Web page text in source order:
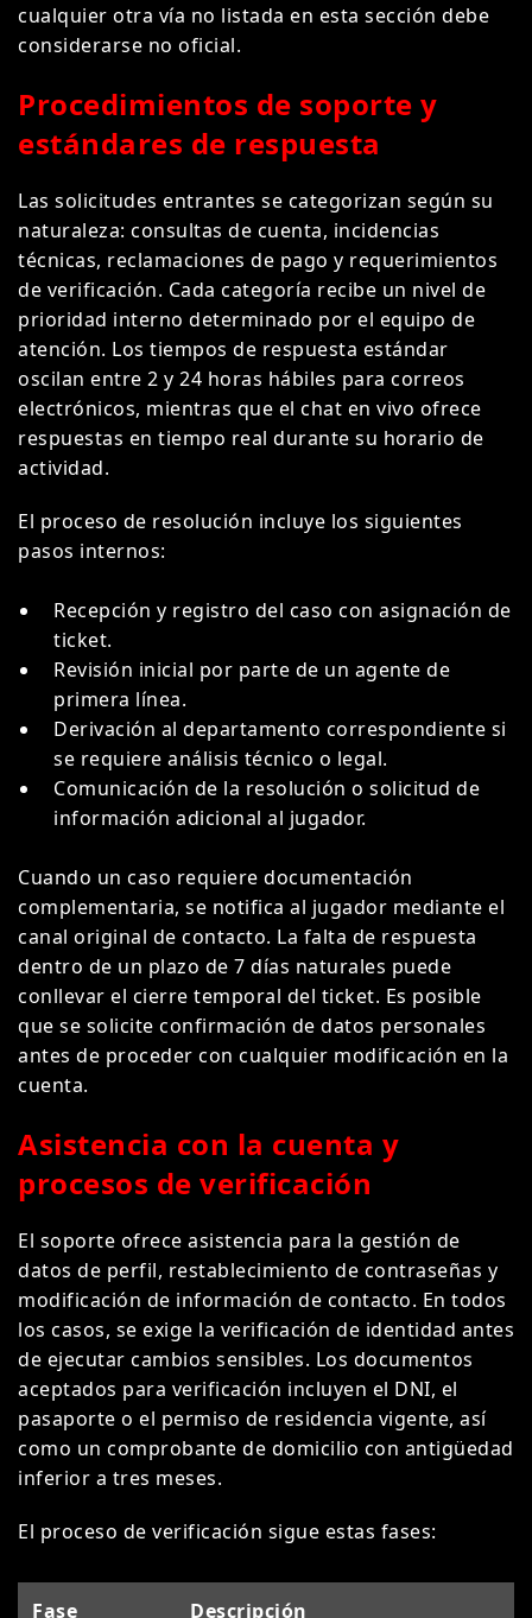
cualquier otra vía no listada en esta sección debe
considerarse no oficial.
Procedimientos de soporte y
estándares de respuesta
Las solicitudes entrantes se categorizan según su
naturaleza: consultas de cuenta, incidencias
técnicas, reclamaciones de pago y requerimientos
de verificación. Cada categoría recibe un nivel de
prioridad interno determinado por el equipo de
atención. Los tiempos de respuesta estándar
oscilan entre 2 y 24 horas hábiles para correos
electrónicos, mientras que el chat en vivo ofrece
respuestas en tiempo real durante su horario de
actividad.
El proceso de resolución incluye los siguientes
pasos internos:
Recepción y registro del caso con asignación de
ticket.
Revisión inicial por parte de un agente de
primera línea.
Derivación al departamento correspondiente si
se requiere análisis técnico o legal.
Comunicación de la resolución o solicitud de
información adicional al jugador.
Cuando un caso requiere documentación
complementaria, se notifica al jugador mediante el
canal original de contacto. La falta de respuesta
dentro de un plazo de 7 días naturales puede
conllevar el cierre temporal del ticket. Es posible
que se solicite confirmación de datos personales
antes de proceder con cualquier modificación en la
cuenta.
Asistencia con la cuenta y
procesos de verificación
El soporte ofrece asistencia para la gestión de
datos de perfil, restablecimiento de contraseñas y
modificación de información de contacto. En todos
los casos, se exige la verificación de identidad antes
de ejecutar cambios sensibles. Los documentos
aceptados para verificación incluyen el DNI, el
pasaporte o el permiso de residencia vigente, así
como un comprobante de domicilio con antigüedad
inferior a tres meses.
El proceso de verificación sigue estas fases:
Fase Descripción